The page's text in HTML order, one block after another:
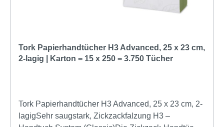
Tork Papierhandtücher H3 Advanced, 25 x 23 cm,
2-lagig | Karton = 15 x 250 = 3.750 Tücher
Tork Papierhandtücher H3 Advanced, 25 x 23 cm, 2-
lagigSehr saugstark, Zickzackfalzung H3 –